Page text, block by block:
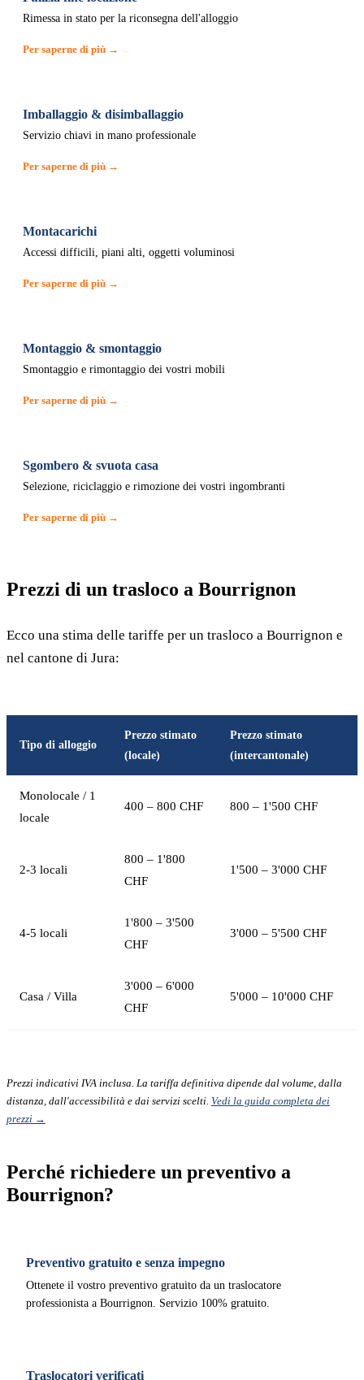
Rimessa in stato per la riconsegna dell'alloggio
Per saperne di più →
Imballaggio & disimballaggio
Servizio chiavi in mano professionale
Per saperne di più →
Montacarichi
Accessi difficili, piani alti, oggetti voluminosi
Per saperne di più →
Montaggio & smontaggio
Smontaggio e rimontaggio dei vostri mobili
Per saperne di più →
Sgombero & svuota casa
Selezione, riciclaggio e rimozione dei vostri ingombranti
Per saperne di più →
Prezzi di un trasloco a Bourrignon
Ecco una stima delle tariffe per un trasloco a Bourrignon e
nel cantone di Jura:
Tipo di alloggio
Prezzo stimato
(locale)
Prezzo stimato
(intercantonale)
Monolocale / 1
locale
400 – 800 CHF 800 – 1'500 CHF
2-3 locali
800 – 1'800
CHF
1'500 – 3'000 CHF
4-5 locali
1'800 – 3'500
CHF
3'000 – 5'500 CHF
Casa / Villa
3'000 – 6'000
CHF
5'000 – 10'000 CHF
Prezzi indicativi IVA inclusa. La tariffa definitiva dipende dal volume, dalla
distanza, dall'accessibilità e dai servizi scelti. Vedi la guida completa dei
prezzi →
Perché richiedere un preventivo a
Bourrignon?
Preventivo gratuito e senza impegno
Ottenete il vostro preventivo gratuito da un traslocatore
professionista a Bourrignon. Servizio 100% gratuito.
Traslocatori verificati